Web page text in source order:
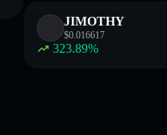
JIMOTHY
$0.016617
323.89%